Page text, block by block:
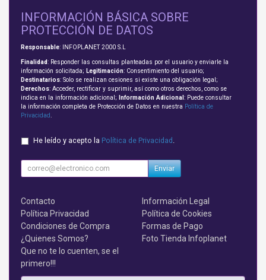
INFORMACIÓN BÁSICA SOBRE
PROTECCIÓN DE DATOS
Responsable: INFOPLANET 2000 S.L
Finalidad: Responder las consultas planteadas por el usuario y enviarle la
información solicitada; Legitimación: Consentimiento del usuario;
Destinatarios: Solo se realizan cesiones si existe una obligación legal;
Derechos: Acceder, rectificar y suprimir, así como otros derechos, como se
indica en la información adicional;
Información Adicional : Puede consultar
la información completa de Protección de Datos en nuestra Política de
Privacidad
He leído y acepto la Política de Privacidad
Enviar
Contacto
Información Legal
Política Privacidad
Política de Cookies
Condiciones de Compra
Formas de Pago
¿Quienes Somos?
Foto Tienda Infoplanet
Que no te lo cuenten, se el
primero!!!